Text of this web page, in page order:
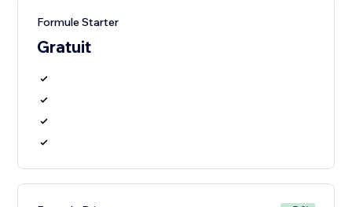
Formule Starter
Gratuit